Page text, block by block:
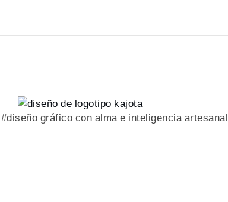
gráfico con alma e inteligencia artesanal